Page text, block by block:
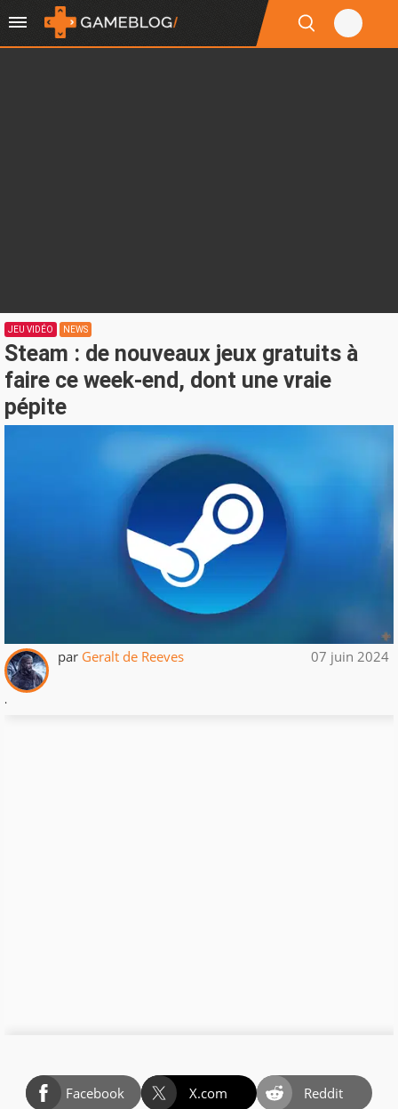
JEU VIDÉO NEWS
Steam : de nouveaux jeux gratuits à
faire ce week-end, dont une vraie
pépite
par Geralt de Reeves 07 juin 2024
.
Facebook X.com
Reddit